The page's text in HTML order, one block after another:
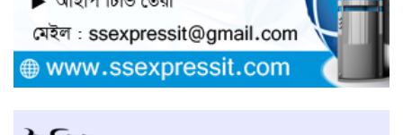
উভয়পক্ষের সমঝোতায় ধর্মঘট
প্রত্যাহার করায় সাভারের মুরগীর
বাজার স্বাভাবিক